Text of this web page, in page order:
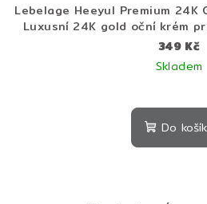
Lebelage Heeyul Premium 24K
Luxusní 24K gold oční krém
mladistvý349 Kč
Skladem
Do